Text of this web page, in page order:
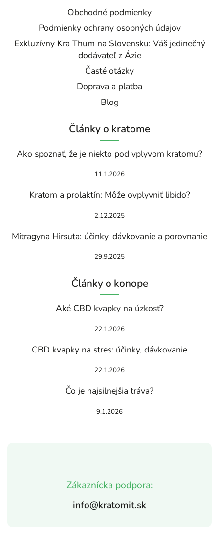
Zákaznícka podpora:
info@kratomit.sk
Obchodné podmienky
Podmienky ochrany osobných údajov
Exkluzívny Kra Thum na Slovensku: Váš jedinečný
dodávateľ z Ázie
Časté otázky
Doprava a platba
Blog
Články o kratome
Ako spoznať, že je niekto pod vplyvom kratomu?
11.1.2026
Kratom a prolaktín: Môže ovplyvniť libido?
2.12.2025
Mitragyna Hirsuta: účinky, dávkovanie a porovnanie
29.9.2025
Články o konope
Aké CBD kvapky na úzkosť?
22.1.2026
CBD kvapky na stres: účinky, dávkovanie
22.1.2026
Čo je najsilnejšia tráva?
9.1.2026